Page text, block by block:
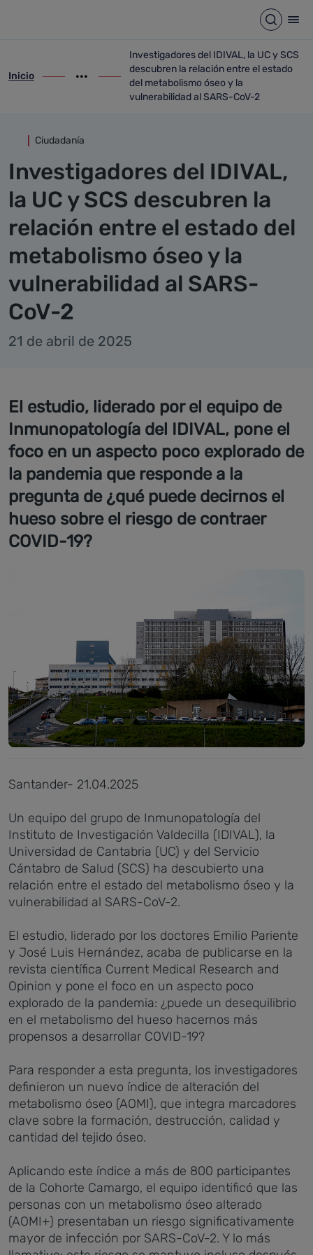
Abrir
ir-a inicio
Inicio
Mostrar opciones del camino de migas
ir-a Investigadores del IDIVAL, la UC y
Investigadores del IDIVAL, la UC y SCS
descubren la relación entre el estado
del metabolismo óseo y la
vulnerabilidad al SARS-CoV-2
Ciudadanía
Investigadores del IDIVAL,
la UC y SCS descubren la
relación entre el estado del
metabolismo óseo y la
vulnerabilidad al SARS-
CoV-2
21 de abril de 2025
El estudio, liderado por el equipo de
Inmunopatología del IDIVAL, pone el
foco en un aspecto poco explorado de
la pandemia que responde a la
pregunta de ¿qué puede decirnos el
hueso sobre el riesgo de contraer
COVID-19?
Santander- 21.04.2025
Un equipo del grupo de Inmunopatología del
Instituto de Investigación Valdecilla (IDIVAL), la
Universidad de Cantabria (UC) y del Servicio
Cántabro de Salud (SCS) ha descubierto una
relación entre el estado del metabolismo óseo y la
vulnerabilidad al SARS-CoV-2.
El estudio, liderado por los doctores Emilio Pariente
y José Luis Hernández, acaba de publicarse en la
revista científica Current Medical Research and
Opinion y pone el foco en un aspecto poco
explorado de la pandemia: ¿puede un desequilibrio
en el metabolismo del hueso hacernos más
propensos a desarrollar COVID-19?
Para responder a esta pregunta, los investigadores
definieron un nuevo índice de alteración del
metabolismo óseo (AOMI), que integra marcadores
clave sobre la formación, destrucción, calidad y
cantidad del tejido óseo.
Aplicando este índice a más de 800 participantes
de la Cohorte Camargo, el equipo identificó que las
personas con un metabolismo óseo alterado
(AOMI+) presentaban un riesgo significativamente
mayor de infección por SARS-CoV-2. Y lo más